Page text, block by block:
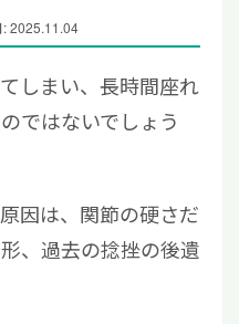
: 2025.11.04
しまい、長時間座れ
ではないでしょう
因は、関節の硬さだ
、過去の捻挫の後遺